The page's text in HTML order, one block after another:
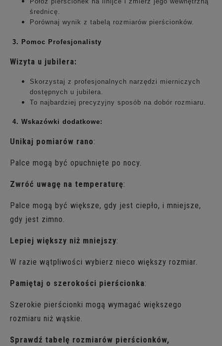
średnicę.
Porównaj wynik z tabelą rozmiarów pierścionków.
3. Pomoc Profesjonalisty
Wizyta u jubilera:
Skorzystaj z profesjonalnych narzędzi mierniczych
dostępnych u jubilera.
To najbardziej precyzyjny sposób na dobór rozmiaru.
4. Wskazówki dodatkowe:
Unikaj pomiarów rano:
Palce mogą być opuchnięte po nocy.
Zwróć uwagę na temperaturę:
Palce mogą być większe, gdy jest ciepło, i mniejsze,
gdy jest zimno.
Lepiej większy niż mniejszy:
W razie wątpliwości wybierz nieco większy rozmiar.
Pamiętaj o szerokości pierścionka:
Szerokie pierścionki mogą wymagać większego
rozmiaru niż wąskie.
Sprawdź tabelę rozmiarów pierścionków,